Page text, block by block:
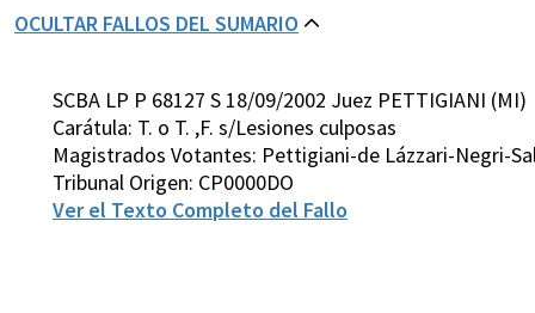
OCULTAR FALLOS DEL SUMARIO
SCBA LP P 68127 S 18/09/2002 Juez PETTIGIANI (MI)
Carátula: T. o T. ,F. s/Lesiones culposas
Magistrados Votantes: Pettigiani-de Lázzari-Negri-
Tribunal Origen: CP0000DO
Ver el Texto Completo del Fallo